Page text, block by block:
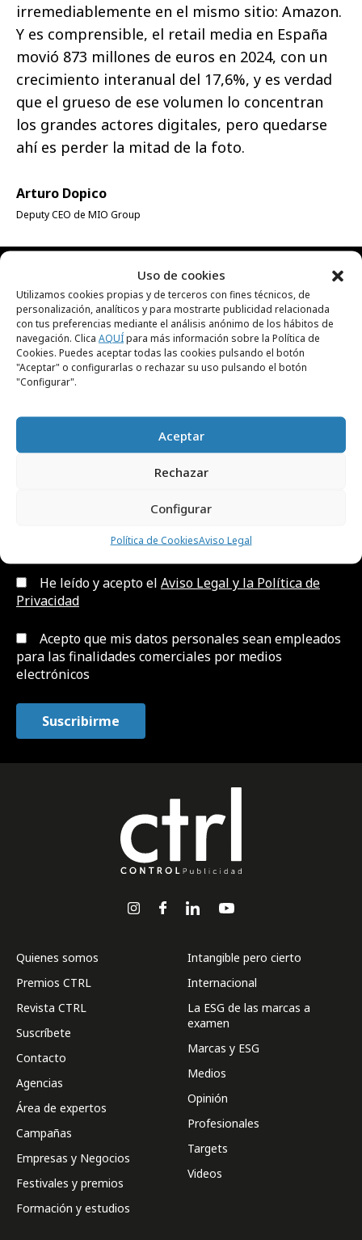
Uso de cookies
Utilizamos cookies propias y de terceros con fines técnicos, de
personalización, analíticos y para mostrarte publicidad relacionada
con tus preferencias mediante el análisis anónimo de los hábitos de
navegación. Clica AQUÍpara más información sobre la Política de
Cookies. Puedes aceptar todas las cookies pulsando el botón
"Aceptar" o configurarlas o rechazar su uso pulsando el botón
"Configurar".
Aceptar
Rechazar
Configurar
Política de CookiesAviso Legal
irremediablemente en el mismo sitio: Amazon.
Y es comprensible, el retail media en España
movió 873 millones de euros en 2024, con un
crecimiento interanual del 17,6%, y es verdad
que el grueso de ese volumen lo concentran
los grandes actores digitales, pero quedarse
ahí es perder la mitad de la foto.
Arturo Dopico
Deputy CEO de MIO Group
RECIBE NUESTRA
NEWSLETTER
Suscríbete gratis a nuestra newsletter para
creatividad, publicidad, marketing, y
comunicación.
He leído y acepto el Aviso Legal y la Política de
Privacidad
Acepto que mis datos personales sean empleados
para las finalidades comerciales por medios
electrónicos
Quienes somos
Premios CTRL
Revista CTRL
Suscríbete
Contacto
Agencias
Área de expertos
Campañas
Empresas y Negocios
Festivales y premios
Formación y estudios
Intangible pero cierto
Internacional
La ESG de las marcas a
examen
Marcas y ESG
Medios
Opinión
Profesionales
Targets
Videos